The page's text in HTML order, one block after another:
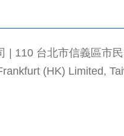
| 110 台北市信義區市
(HK) Limited,